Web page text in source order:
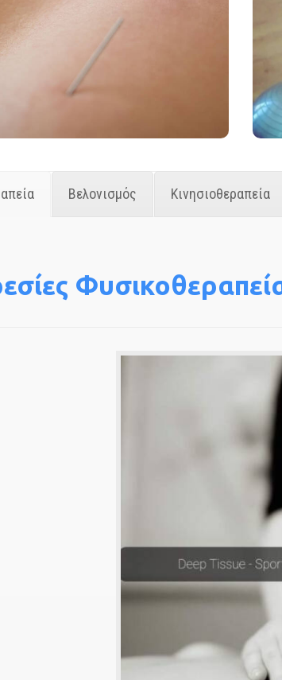
προβλήματος, όχι μόνο το σύμπτωμα.
Είναι ανώδυνος στην εφαρμογή του.
Αντιμετωπίζει χρόνιες παθήσεις.
Βελονισμός Κινησιοθεραπεία